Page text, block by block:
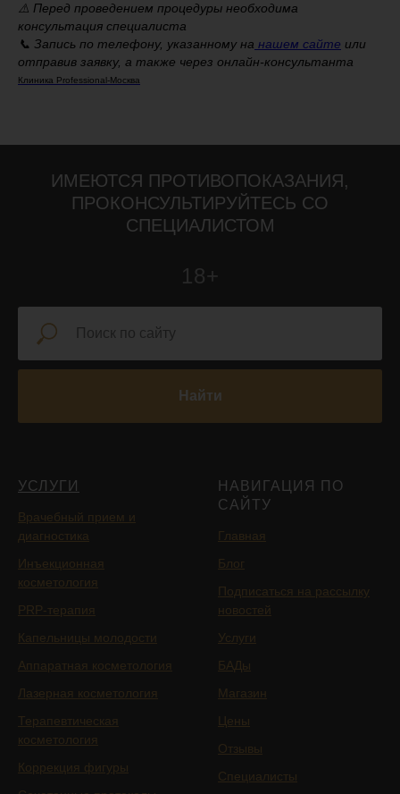
⚠️ Перед проведением процедуры необходима
консультация специалиста
📞 Запись по телефону, указанному на нашем сайте или
отправив заявку, а также через онлайн-консультанта
Клиника Professional-Москва
ИМЕЮТСЯ ПРОТИВОПОКАЗАНИЯ,
ПРОКОНСУЛЬТИРУЙТЕСЬ СО
СПЕЦИАЛИСТОМ
18+
Найти
УСЛУГИ
Врачебный прием и
диагностика
Инъекционная
косметология
PRP-терапия
Капельницы молодости
Аппаратная косметология
Лазерная косметология
Терапевтическая
косметология
Коррекция фигуры
НАВИГАЦИЯ ПО
САЙТУ
Главная
Блог
Подписаться на рассылку
новостей
Услуги
БАДы
Магазин
Цены
Отзывы
Специалисты